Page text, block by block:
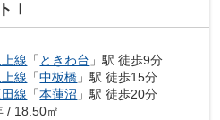
Ⅰ
線 「 ときわ台 」駅 徒歩9分
線 「中板橋 」駅 徒歩15分
線 「本蓮沼 」駅 徒歩20分
/ 18.50㎡